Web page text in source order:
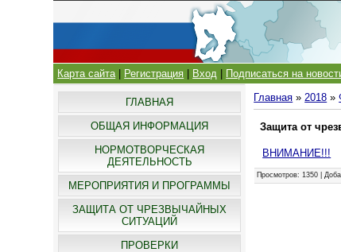
Карта сайта| Регистрация Вход Подписаться на
ГЛАВНАЯ
ОБЩАЯ ИНФОРМАЦИЯ
НОРМОТВОРЧЕСКАЯ
ДЕЯТЕЛЬНОСТЬ
МЕРОПРИЯТИЯ И ПРОГРАММЫ
ЗАЩИТА ОТ ЧРЕЗВЫЧАЙНЫХ
СИТУАЦИЙ
ПРОВЕРКИ
Главная »2018 »
Защита от
ВНИМАНИЕ!!!
Просмотров: 1350 |